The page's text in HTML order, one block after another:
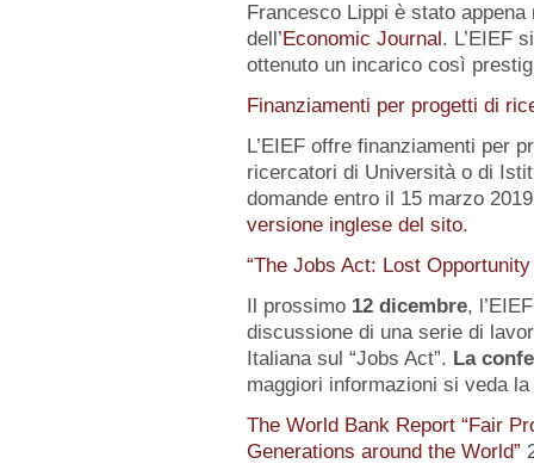
Francesco Lippi è stato
dell’Economic Journal. L’EIEF
ottenuto un incarico così
Finanziamenti per progetti di
L’EIEF offre finanziamenti per
ricercatori di Università o di
domande entro il 15 marzo
versione inglese del sito.
“The Jobs Act: Lost
Il prossimo 12 dicembre,
discussione di una serie di
Italiana sul “Jobs Act”. La
maggiori informazioni si veda la
The World Bank Report “Fair
Generations around the World”